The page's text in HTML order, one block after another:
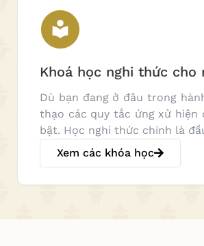
Khoá học nghi thức cho
Dù bạn đang ở đâu trong
thạo các quy tắc ứng xử hiện
bật. Học nghi thức chính là
Xem các khóa học